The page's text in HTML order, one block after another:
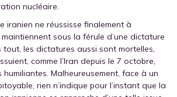
nucléaire.
iranien ne réussisse finalement à
sous la férule d’une dictature
tout, les dictatures aussi sont mortelles,
comme l’Iran depuis le 7 octobre,
Malheureusement, face à un
rien n’indique pour l’instant que la